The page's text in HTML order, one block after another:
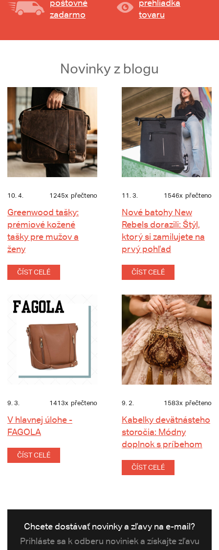
poštovné
zadarmo
prehliadka
tovaru
Novinky z blogu
10. 4. 1245x přečteno
Greenwood tašky:
prémiové kožené
tašky pre mužov a
ženy
ČÍST CELÉ
11. 3. 1546x přečteno
Nové batohy New
Rebels dorazili: Štýl,
ktorý si zamilujete na
prvý pohľad
ČÍST CELÉ
9. 3. 1413x přečteno
V hlavnej úlohe -
FAGOLA
ČÍST CELÉ
9. 2. 1583x přečteno
Kabelky devätnásteho
storočia: Módny
doplnok s príbehom
ČÍST CELÉ
Chcete dostávať novinky a zľavy na e-mail?
Prihláste sa k odberu noviniek a získajte zľavu